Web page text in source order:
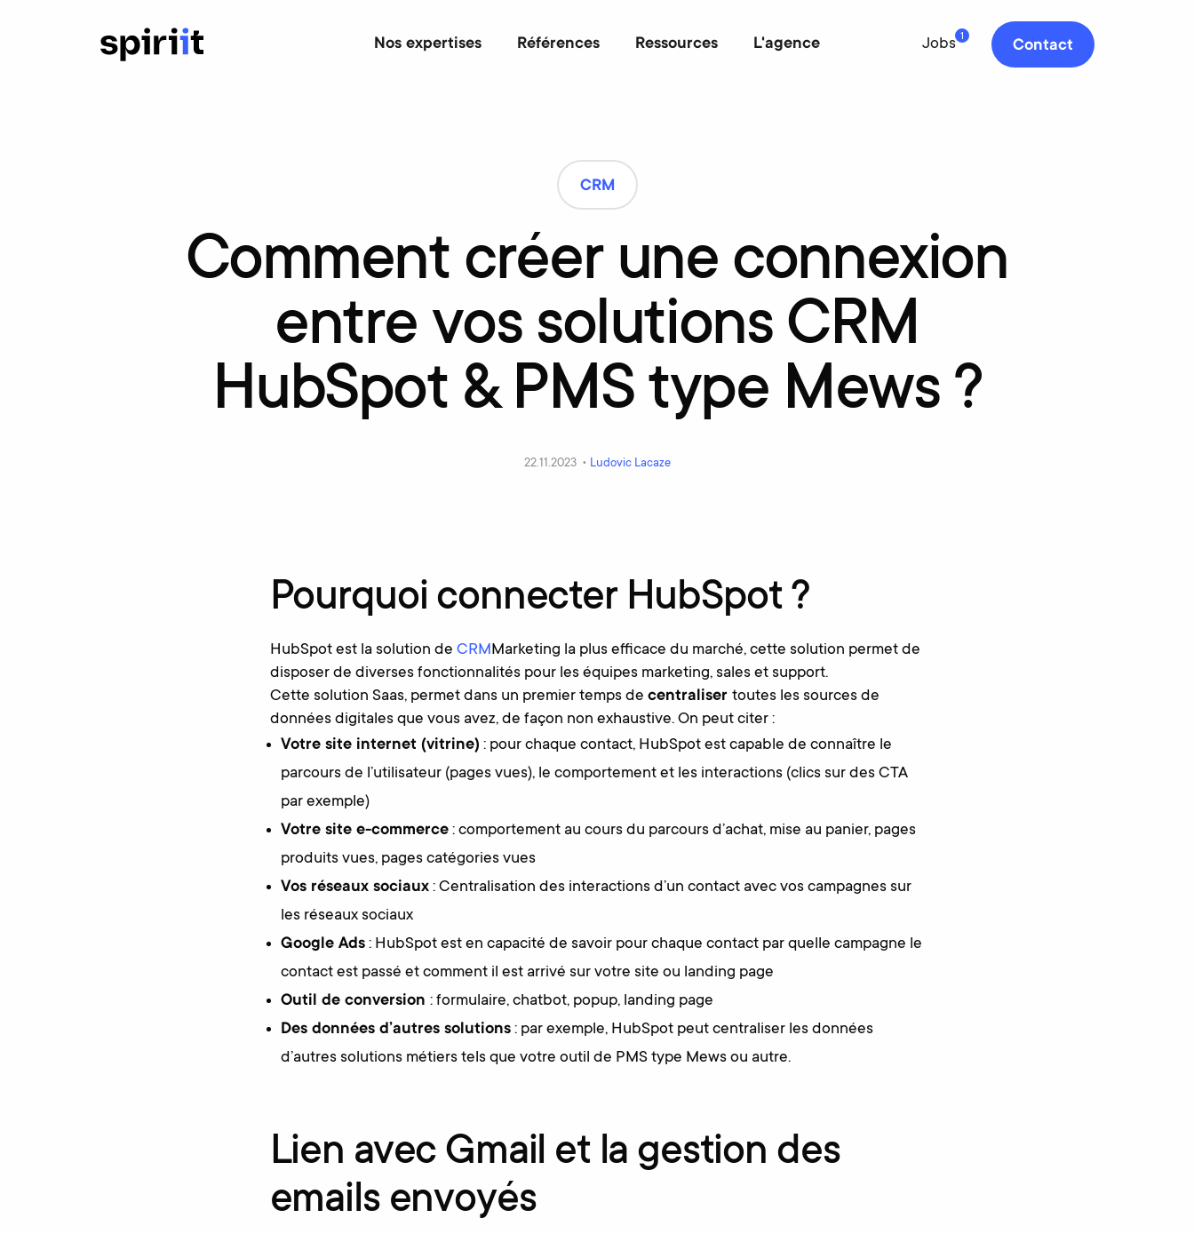
Nos expertises Références Ressources L'agence Jobs 1
Contact
CRM
Comment créer une connexion
entre vos solutions CRM
HubSpot & PMS type Mews ?
22.11.2023 • Ludovic Lacaze
Pourquoi connecter HubSpot ?
HubSpot est la solution de CRMMarketing la plus efficace du marché, cette solution permet de
disposer de diverses fonctionnalités pour les équipes marketing, sales et support.
Cette solution Saas, permet dans un premier temps de centraliser toutes les sources de
données digitales que vous avez, de façon non exhaustive. On peut citer :
Votre site internet (vitrine) : pour chaque contact, HubSpot est capable de connaître le
parcours de l’utilisateur (pages vues), le comportement et les interactions (clics sur des CTA
par exemple)
Votre site e-commerce : comportement au cours du parcours d’achat, mise au panier, pages
produits vues, pages catégories vues
Vos réseaux sociaux : Centralisation des interactions d’un contact avec vos campagnes sur
les réseaux sociaux
Google Ads : HubSpot est en capacité de savoir pour chaque contact par quelle campagne le
contact est passé et comment il est arrivé sur votre site ou landing page
Outil de conversion: formulaire, chatbot, popup, landing page
Des données d’autres solutions : par exemple, HubSpot peut centraliser les données
d’autres solutions métiers tels que votre outil de PMS type Mews ou autre.
Lien avec Gmail et la gestion des
emails envoyés